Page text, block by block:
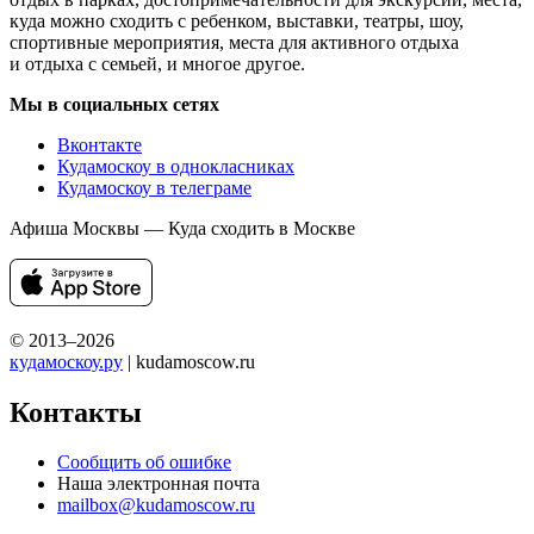
куда можно сходить с ребенком, выставки, театры, шоу,
спортивные мероприятия, места для активного отдыха
и отдыха с семьей, и многое другое.
Мы в социальных сетях
Вконтакте
Кудамоскоу в однокласниках
Кудамоскоу в телеграме
Афиша Москвы — Куда сходить в Москве
© 2013–2026
кудамоскоу.ру | kudamoscow.ru
Контакты
Сообщить об ошибке
Наша электронная почта
mailbox@kudamoscow.ru